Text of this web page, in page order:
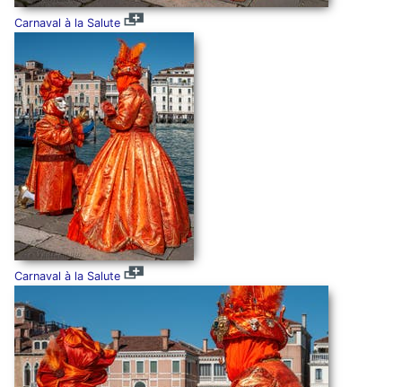
Carnaval à la Salute
Carnaval à la Salute